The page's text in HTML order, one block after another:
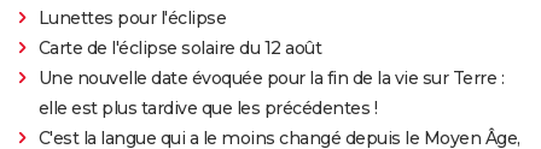
Lunettes pour l'éclipse
Carte de l'éclipse solaire du 12 août
Une nouvelle date évoquée pour la fin de la vie sur Terre :
elle est plus tardive que les précédentes !
C'est la langue qui a le moins changé depuis le Moyen Âge,